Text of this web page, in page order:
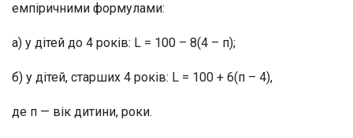
емпіричними формулами:
а) у дітей до 4 років: L = 100 – 8(4 – п);
б) у дітей, старших 4 років: L = 100 + 6(п – 4),
де п — вік дитини, роки.